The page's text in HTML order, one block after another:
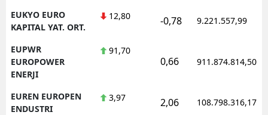
EUKYO EURO
KAPITAL YAT. ORT.
12,80 -0,78 9.221.557,99
EUPWR
EUROPOWER
ENERJI
91,70
0,66 911.874.814,50
EUREN EUROPEN
ENDUSTRI
3,97 2,06 108.798.316,17